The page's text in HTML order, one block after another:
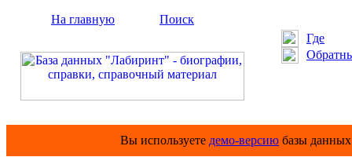
На главную
Поиск
Где
Вы используете демо-версию базы